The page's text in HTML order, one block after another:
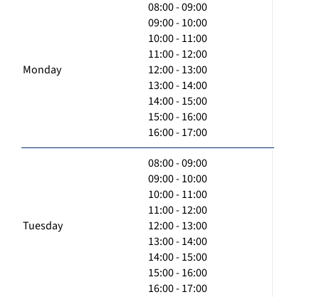
Monday
08:00 - 09:00
09:00 - 10:00
10:00 - 11:00
11:00 - 12:00
12:00 - 13:00
13:00 - 14:00
14:00 - 15:00
15:00 - 16:00
16:00 - 17:00
Tuesday
08:00 - 09:00
09:00 - 10:00
10:00 - 11:00
11:00 - 12:00
12:00 - 13:00
13:00 - 14:00
14:00 - 15:00
15:00 - 16:00
16:00 - 17:00